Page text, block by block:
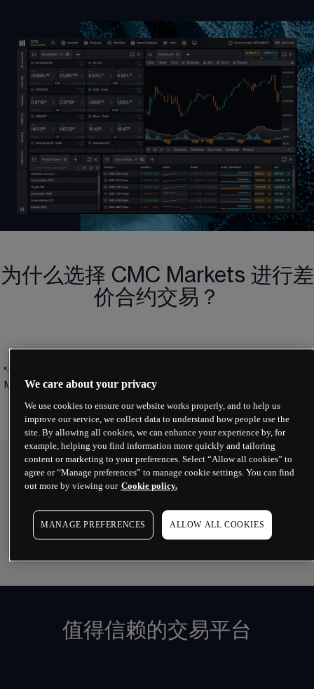
为什么选择 CMC Markets 进行差
价合约交易？
*仅适用于 FX Active 账户。
MT4平台的佣金是针对开仓和平仓交易预先收取
强大且功能全面的交易体验
值得信赖的交易平台
We care about your privacy
We use cookies to ensure our website works properly, and to help us
improve our service, we collect data to understand how people use the
site. By allowing all cookies, we can enhance your experience by, for
example, helping you find information more quickly and tailoring
content or marketing to your preferences. Select “Allow all cookies” to
agree or “Manage preferences” to manage cookie settings. You can find
out more by viewing our Cookie policy.
MANAGE PREFERENCES ALLOW ALL COOKIES